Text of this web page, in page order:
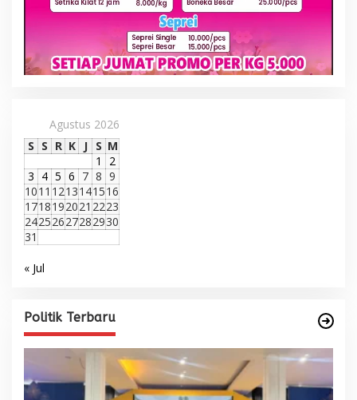
Agustus 2026
S S R K J S M
1
2
3 4 5 6 7 8 9
1011 1213141516
1718192021 2223
24252627282930
31
« Jul
Politik Terbaru